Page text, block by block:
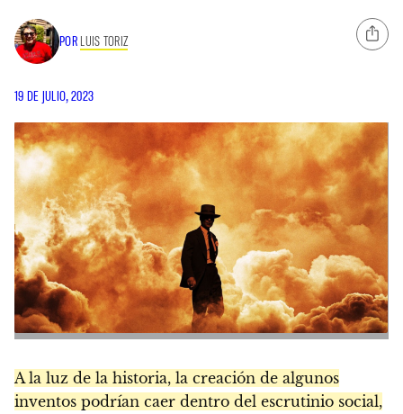
POR LUIS TORIZ
19 DE JULIO, 2023
A la luz de la historia, la creación de algunos
inventos podrían caer dentro del escrutinio social,